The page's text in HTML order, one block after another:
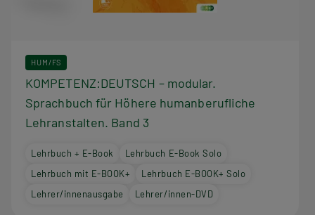
HUM/FS
KOMPETENZ:DEUTSCH – modular.
Sprachbuch für Höhere humanberufliche
Lehranstalten. Band 3
Lehrbuch + E-Book
Lehrbuch E-Book Solo
Lehrbuch mit E-BOOK+
Lehrbuch E-BOOK+ Solo
Lehrer/innenausgabe
Lehrer/innen-DVD